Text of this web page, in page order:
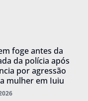
foge antes da
da polícia após
por agressão
mulher em Iuiu